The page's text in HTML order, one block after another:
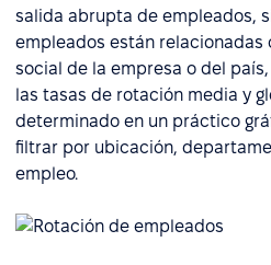
salida abrupta de empleados,
empleados están relacionadas
social de la empresa o del
las tasas de rotación media y
determinado en un práctico
filtrar por ubicación,
empleo.